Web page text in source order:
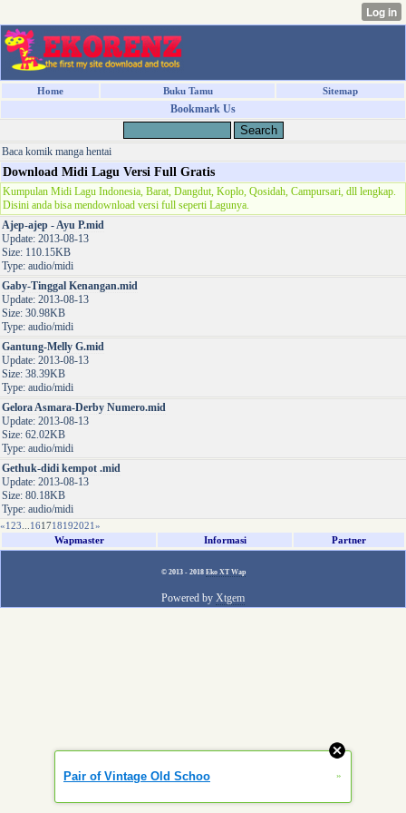
Home Buku Tamu Sitemap
Bookmark Us
Baca komik manga hentai
Download Midi Lagu Versi Full Gratis
Kumpulan Midi Lagu Indonesia, Barat, Dangdut, Koplo, Qosidah, Campursari, dll lengkap.
Disini anda bisa mendownload versi full seperti Lagunya.
Ajep-ajep - Ayu P.mid
Update: 2013-08-13
Size: 110.15KB
Type: audio/midi
Gaby-Tinggal Kenangan.mid
Update: 2013-08-13
Size: 30.98KB
Type: audio/midi
Gantung-Melly G.mid
Update: 2013-08-13
Size: 38.39KB
Type: audio/midi
Gelora Asmara-Derby Numero.mid
Update: 2013-08-13
Size: 62.02KB
Type: audio/midi
Gethuk-didi kempot .mid
Update: 2013-08-13
Size: 80.18KB
Type: audio/midi
«123 161718192021»
Wapmaster
Informasi Partner
© 2013 - 2018 Eko XT Wap
Powered by Xtgem
Pair of Vintage Old Schoo »